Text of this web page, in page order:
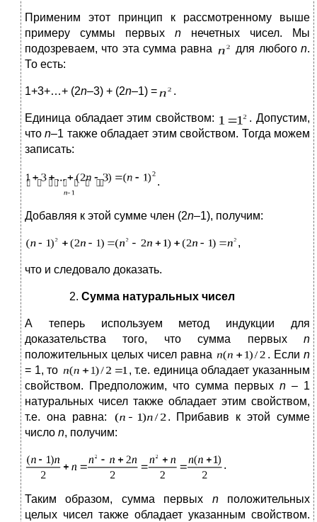
Применим этот принцип к рассмотренному выше
примеру суммы первых n
нечетных чисел. Мы
подозреваем, что эта сумма равна
для любого n.
То есть:
1+3+…+ (2n–3) + (2n–1) = .
Единица обладает этим свойством:
. Допустим,
чтоn–1 также обладает этим свойством. Тогда можем
записать:
.
Добавляя к этой сумме член (2n–1), получим:
,
что и следовало доказать.
Сумма натуральных чисел
А теперь используем метод индукции для
доказательства того, что сумма первых n
положительных целых чисел равна
. Еслиn
= 1, то
, т.е. единица обладает указанным
свойством. Предположим, что сумма первых n – 1
натуральных чисел также обладает этим свойством,
т.е. она равна:
. Прибавив к этой сумме
число n, получим:
.
Таким образом, сумма первых nположительных
целых чисел также обладает указанным свойством.